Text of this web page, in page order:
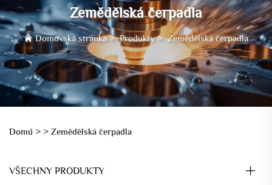
Zemědělská čerpadla
Domovská stránka>Produkty>Zemědělská čerpadla
Domů > > Zemědělská čerpadla
VŠECHNY PRODUKTY